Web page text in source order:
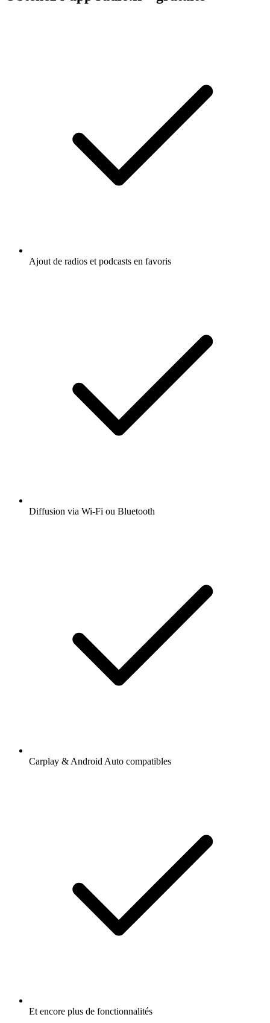
Ajout de radios et podcasts en favoris
Diffusion via Wi-Fi ou Bluetooth
Carplay & Android Auto compatibles
Et encore plus de fonctionnalités